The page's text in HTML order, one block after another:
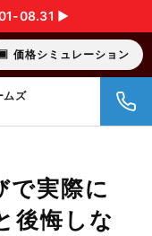
08.31 ▶︎
価格シミュレーション
ムズ
で実際に
後悔しな